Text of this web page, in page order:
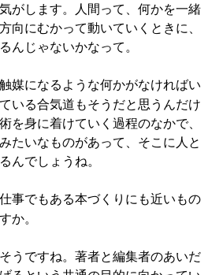
がします。人間って、何かを一緒
向にむかって動いていくときに、
んじゃないかなって。
媒になるような何かがなければい
いる合気道もそうだと思うんだけ
を身に着けていく過程のなかで、
たいなものがあって、そこに人と
んでしょうね。
でもある本づくりにも近いもの
か。
うですね。著者と編集者のあいだ